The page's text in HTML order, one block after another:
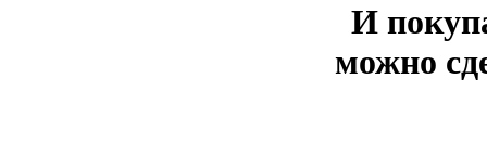
И
можно